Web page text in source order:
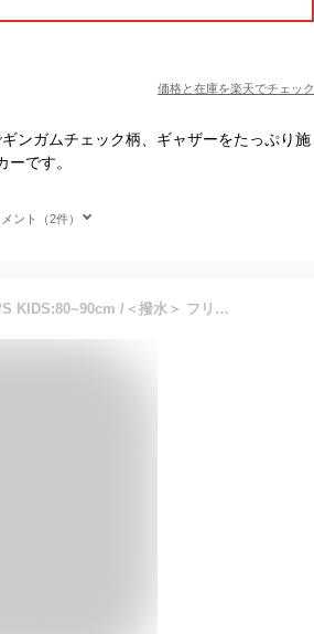
価格と在庫を楽天でチェック
ンガムチェック柄、ギャザーをたっぷり施
です。
ント（2件）
【SALE／40%OFF】SHIPS KIDS SHIPS KIDS:80~90cm /＜撥水＞ フリル パーカー シップス ジャケット・アウター ノーカラージャケット ベージュ ピンク【送料無料】